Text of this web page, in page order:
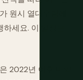
원시 열대우림에
세요. 이 일정은
2022년 이후 마약